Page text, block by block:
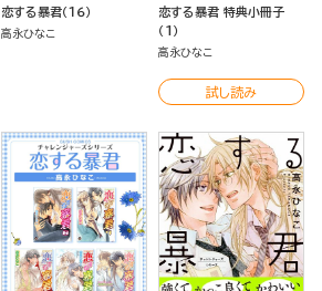
恋する暴君（１６）
高永ひなこ
恋する暴君 特典小冊子
（1）
高永ひなこ
試し読み